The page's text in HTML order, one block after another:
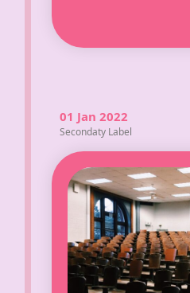
01 Jan 2022
Secondaty Label